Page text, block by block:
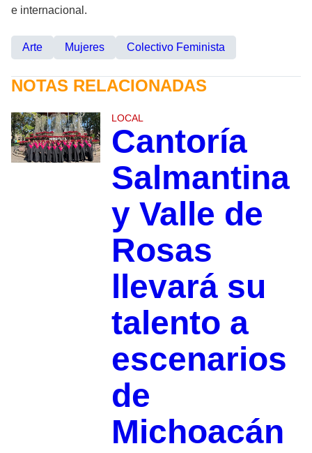
e internacional.
Arte Mujeres Colectivo Feminista
NOTAS RELACIONADAS
LOCAL
Cantoría
Salmantina
y Valle de
Rosas
llevará su
talento a
escenarios
de
Michoacán